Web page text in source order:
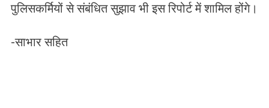
पुलिसकर्मियों से संबंधित सुझाव भी इस रिपोर्ट में शामिल होंगे।
-साभार सहित